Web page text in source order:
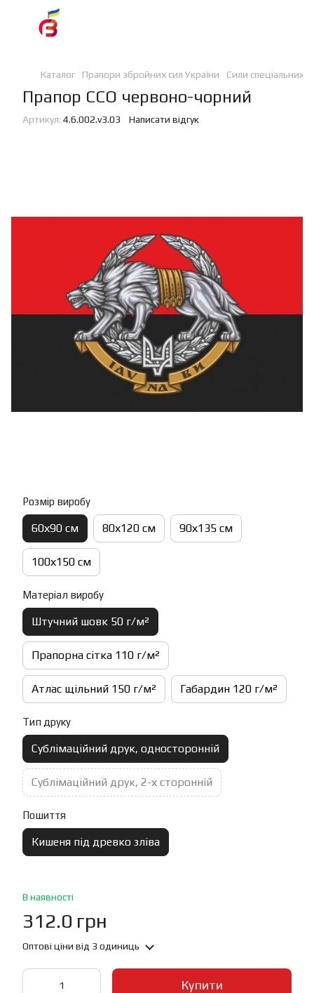
Каталог Прапори збройних сил України Сили спеціальних
Прапор ССО червоно-чорний
Артикул: 4.6.002.v3.03 Написати відгук
Розмір виробу
60х90 см 80х120 см 90х135 см
100х150 см
Матеріал виробу
Штучний шовк 50 г/м²
Прапорна сітка 110 г/м²
Атлас щільний 150 г/м² Габардин 120 г/м²
Тип друку
Сублімаційний друк, односторонній
Сублімаційний друк, 2-х сторонній
Пошиття
Кишеня під древко зліва
В наявності
312.0 грн
Оптові ціни від 3 одиниць
Купити